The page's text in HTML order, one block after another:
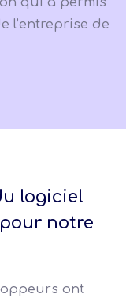
l’entreprise de
logiciel
notre
ont